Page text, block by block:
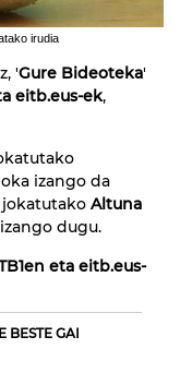
irudia
'Gure Bideoteka'
eitb.eus-ek,
izango da
jokatutako Altuna
dugu.
eta eitb.eus-
BESTE GAI